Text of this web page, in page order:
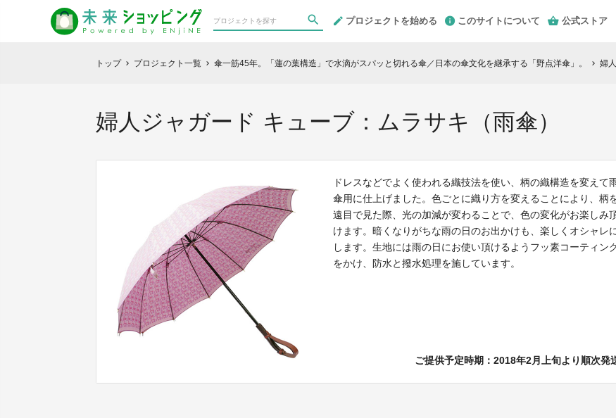
プロジェクトを始める このサイトについて 公式ストア
トップ chevron_right プロジェクト一覧 chevron_right 傘一筋45年。「蓮の葉構造」で水滴がスパッと切れる傘／日本の傘文化を継承する「野点洋傘」。 chevron_right 婦
婦人ジャガード キューブ：ムラサキ（雨傘）
ドレスなどでよく使われる織技法を使い、柄の織構造を変えて
傘用に仕上げました。色ごとに織り方を変えることにより、柄
遠目で見た際、光の加減が変わることで、色の変化がお楽しみ
けます。暗くなりがちな雨の日のお出かけも、楽しくオシャレ
します。生地には雨の日にお使い頂けるようフッ素コーティン
をかけ、防水と撥水処理を施しています。
ご提供予定時期：2018年2月上旬より順次発